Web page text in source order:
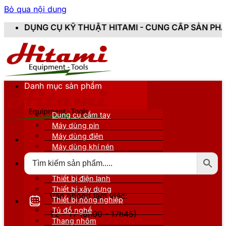
Bỏ qua nội dung
THUẬT HITAMI - CUNG CẤP SẢN PHẨM CHÍNH
Văn phòng làm việc:
T2 - T7 (8h00 - 17h45)
Danh mục sản phẩm
Dụng cụ cầm tay
Máy dùng pin
Máy dùng điện
Máy dùng khí nén
Thiết bị nâng đỡ
Thiết bị điện lạnh
Thiết bị xây dựng
Thiết bị nông nghiệp
Tủ đồ nghề
Thang nhôm